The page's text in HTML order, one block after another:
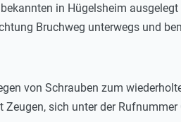
in Hügelsheim
Bruchweg unterwegs und
von Schrauben zum
sich unter der